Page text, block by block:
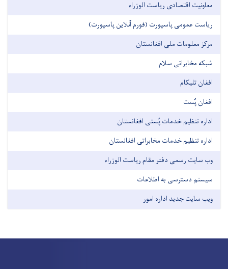
معاونیت اقتصادی ریاست الوزراء
ریاست عمومی پاسپورت (فورم آنلاین پاسپورت)
مرکز معلومات ملی افغانستان
شبکه مخابراتی سلام
افغان تلیکام
افغان پُست
اداره تنظیم خدمات پُستی افغانستان
اداره تنظیم خدمات مخابراتی افغانستان
وب سایت رسمی دفتر مقام ریاست الوزراء
سیستم دسترسی به اطلاعات
ویب سایت جدید اداره امور